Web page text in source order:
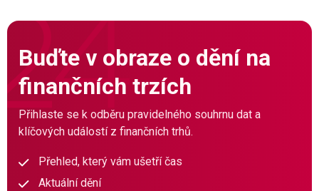
Buďte v obraze o dění na
finančních trzích
Přihlaste se k odběru pravidelného souhrnu dat a
klíčových událostí z finančních trhů.
Přehled, který vám ušetří čas
Aktuální dění